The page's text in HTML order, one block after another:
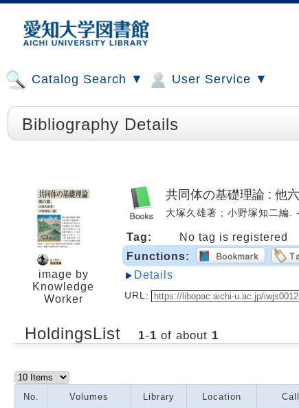
Catalog Search ▼ User Service ▼
Bibliography Details
image by
Knowledge
Worker
共同体の基礎理論 : 他
大塚久雄著 ; 小野塚知二
Tag:
No tag is registered
Functions:
Details
URL:
HoldingsList 1-1 of about 1
No. Volumes Library Location